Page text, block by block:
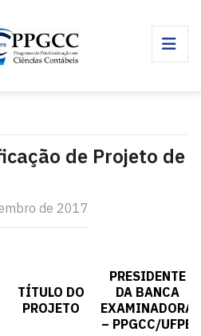
de Projeto de
de 2017
TÍTULO DO
PROJETO
PRESIDENTE
DA BANCA
EXAMINADORA
– PPGCC/UFPB